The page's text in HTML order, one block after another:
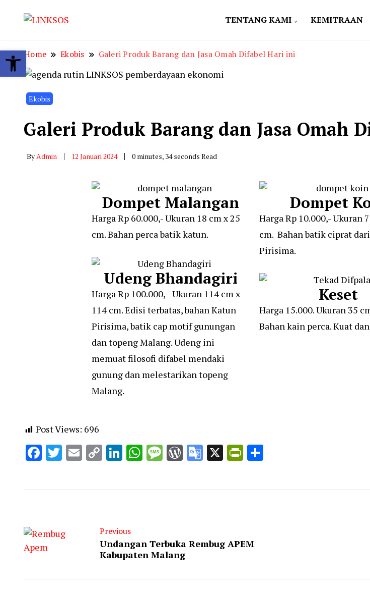
Open toolbar
TENTANG KAMI KEMITRAAN
Home Ekobis Galeri Produk Barang dan Jasa Omah Difabel Hari ini
Ekobis
Galeri Produk Barang dan Jasa Omah
ByAdmin 12 Januari 2024 0 minutes, 34 seconds Read
Dompet Malangan
Harga Rp 60.000,- Ukuran 18 cm x 25
cm. Bahan perca batik katun.
Udeng Bhandagiri
Harga Rp 100.000,- Ukuran 114 cm x
114 cm. Edisi terbatas, bahan Katun
Pirisima, batik cap motif gunungan
dan topeng Malang. Udeng ini
memuat filosofi difabel mendaki
gunung dan melestarikan topeng
Malang.
Dompet
Harga Rp 10.000,- Ukuran
cm. Bahan batik ciprat
Pirisima.
Keset
Harga 15.000. Ukuran 35
Bahan kain perca. Kuat
Post Views: 696
Facebook
Twitter
EmailCopyLinkedIn
WhatsApp
Message
WordPress
Google
X PrintFriendly
Previous
Undangan Terbuka Rembug APEM
Kabupaten Malang